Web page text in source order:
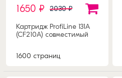
1650 ₽ 2030 ₽
Картридж ProfiLine 131A
(CF210A) совместимый
1600 страниц